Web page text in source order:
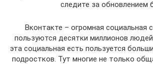
следите за обновлением
Вконтакте – огромная социальная
пользуются десятки миллионов
эта социальная есть пользуется
подростков. Тут многие не только